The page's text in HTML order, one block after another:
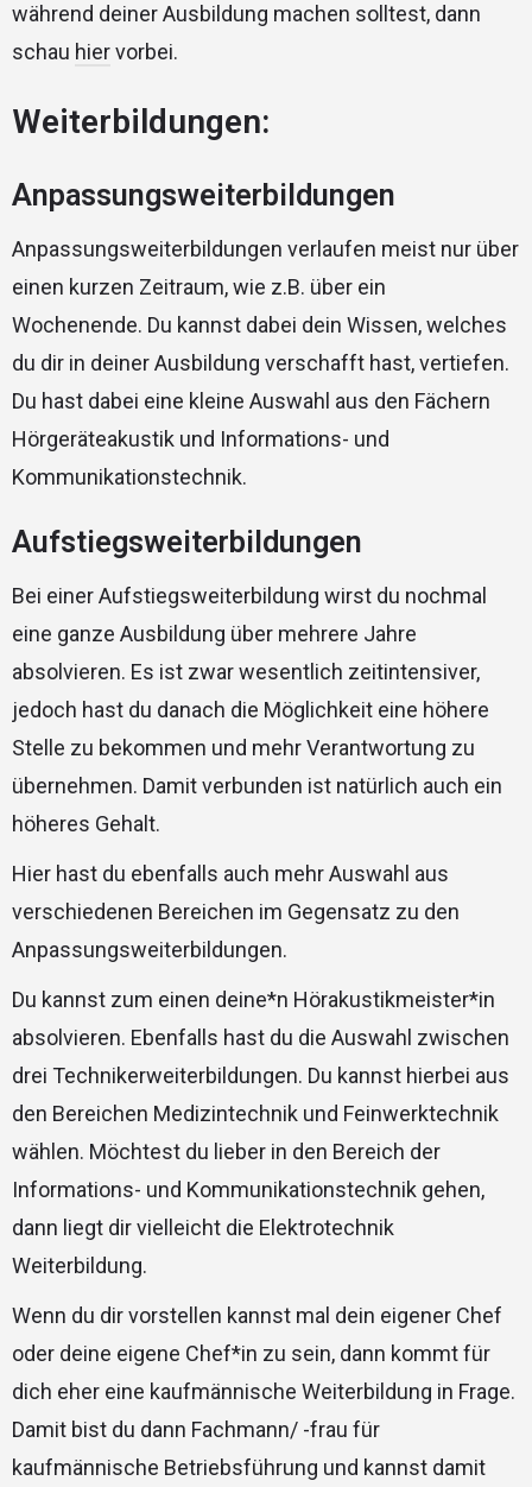
während deiner Ausbildung machen solltest, dann
schau hiervorbei.
Weiterbildungen:
Anpassungsweiterbildungen
Anpassungsweiterbildungen verlaufen meist nur über
einen kurzen Zeitraum, wie z.B. über ein
Wochenende. Du kannst dabei dein Wissen, welches
du dir in deiner Ausbildung verschafft hast, vertiefen.
Du hast dabei eine kleine Auswahl aus den Fächern
Hörgeräteakustik und Informations- und
Kommunikationstechnik.
Aufstiegsweiterbildungen
Bei einer Aufstiegsweiterbildung wirst du nochmal
eine ganze Ausbildung über mehrere Jahre
absolvieren. Es ist zwar wesentlich zeitintensiver,
jedoch hast du danach die Möglichkeit eine höhere
Stelle zu bekommen und mehr Verantwortung zu
übernehmen. Damit verbunden ist natürlich auch ein
höheres Gehalt.
Hier hast du ebenfalls auch mehr Auswahl aus
verschiedenen Bereichen im Gegensatz zu den
Anpassungsweiterbildungen.
Du kannst zum einen deine*n Hörakustikmeister*in
absolvieren. Ebenfalls hast du die Auswahl zwischen
drei Technikerweiterbildungen. Du kannst hierbei aus
den Bereichen Medizintechnik und Feinwerktechnik
wählen. Möchtest du lieber in den Bereich der
Informations- und Kommunikationstechnik gehen,
dann liegt dir vielleicht die Elektrotechnik
Weiterbildung.
Wenn du dir vorstellen kannst mal dein eigener Chef
oder deine eigene Chef*in zu sein, dann kommt für
dich eher eine kaufmännische Weiterbildung in Frage.
Damit bist du dann Fachmann/ -frau für
kaufmännische Betriebsführung und kannst damit